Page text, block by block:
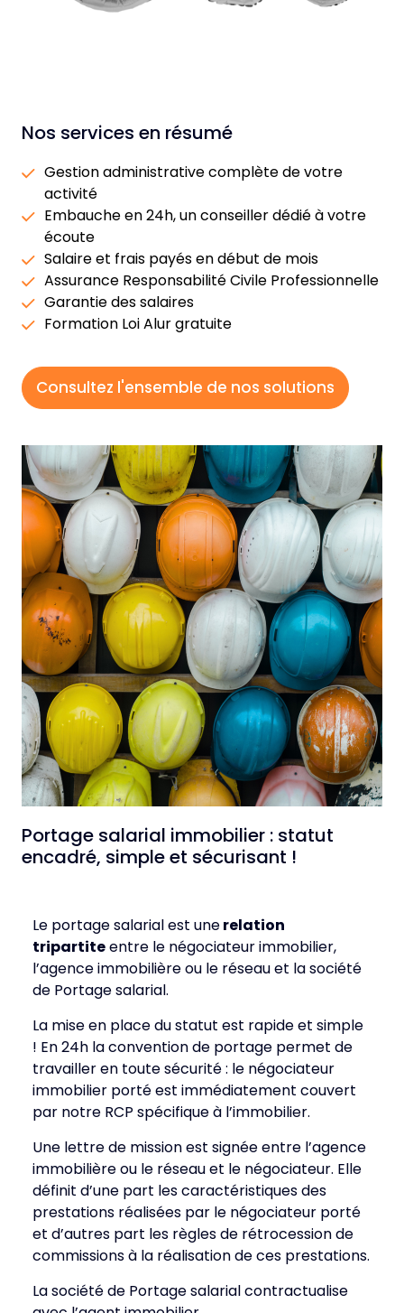
Nos services en résumé
Gestion administrative complète de votre
activité
Embauche en 24h, un conseiller dédié à votre
écoute
Salaire et frais payés en début de mois
Assurance Responsabilité Civile Professionnelle
Garantie des salaires
Formation Loi Alur gratuite
Consultez l'ensemble de nos solutions
Portage salarial immobilier : statut
encadré, simple et sécurisant !
Le portage salarial est unerelation
tripartiteentre le négociateur immobilier,
l’agence immobilière ou le réseau et la société
de Portage salarial.
La mise en place du statut est rapide et simple
! En 24h la convention de portage permet de
travailler en toute sécurité : le négociateur
immobilier porté est immédiatement couvert
par notre RCP spécifique à l’immobilier.
Une lettre de mission est signée entre l’agence
immobilière ou le réseau et le négociateur. Elle
définit d’une part les caractéristiques des
prestations réalisées par le négociateur porté
et d’autres part les règles de rétrocession de
commissions à la réalisation de ces prestations.
La société de Portage salarial contractualise